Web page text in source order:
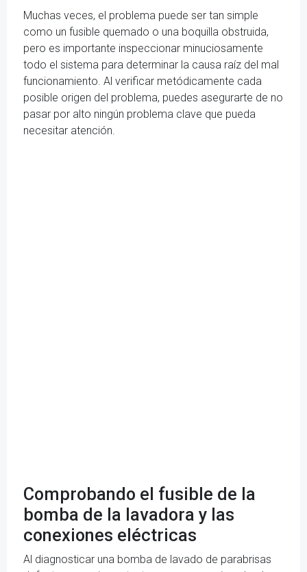
Muchas veces, el problema puede ser tan simple
como un fusible quemado o una boquilla obstruida,
pero es importante inspeccionar minuciosamente
todo el sistema para determinar la causa raíz del mal
funcionamiento. Al verificar metódicamente cada
posible origen del problema, puedes asegurarte de no
pasar por alto ningún problema clave que pueda
necesitar atención.
Comprobando el fusible de la
bomba de la lavadora y las
conexiones eléctricas
Al diagnosticar una bomba de lavado de parabrisas